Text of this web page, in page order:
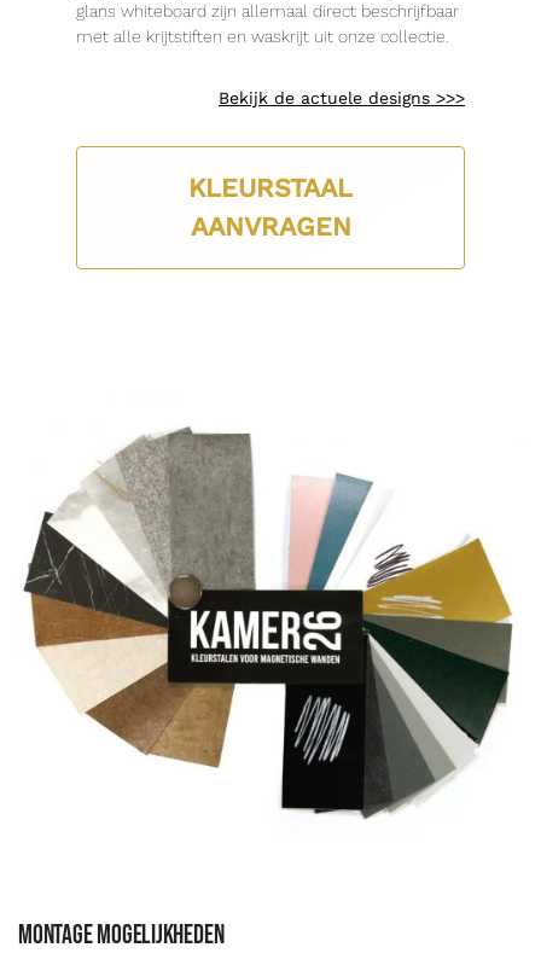
glans whiteboard zijn allemaal direct beschrijfbaar
met alle krijtstiften en waskrijt uit onze collectie.
Bekijk de actuele designs >>>
KLEURSTAAL
AANVRAGEN
Montage mogelijkheden